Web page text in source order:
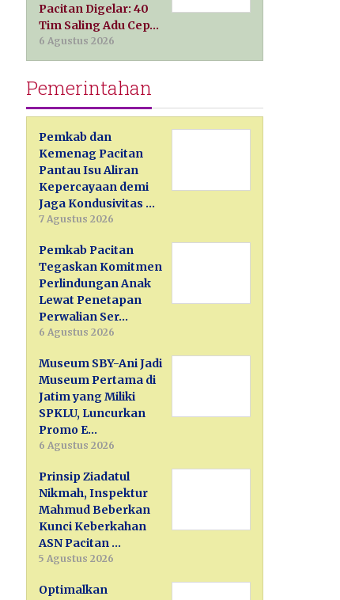
Pacitan Digelar: 40
Tim Saling Adu Cep…
6 Agustus 2026
Pemerintahan
Pemkab dan
Kemenag Pacitan
Pantau Isu Aliran
Kepercayaan demi
Jaga Kondusivitas …
7 Agustus 2026
Pemkab Pacitan
Tegaskan Komitmen
Perlindungan Anak
Lewat Penetapan
Perwalian Ser…
6 Agustus 2026
Museum SBY-Ani Jadi
Museum Pertama di
Jatim yang Miliki
SPKLU, Luncurkan
Promo E…
6 Agustus 2026
Prinsip Ziadatul
Nikmah, Inspektur
Mahmud Beberkan
Kunci Keberkahan
ASN Pacitan …
5 Agustus 2026
Optimalkan